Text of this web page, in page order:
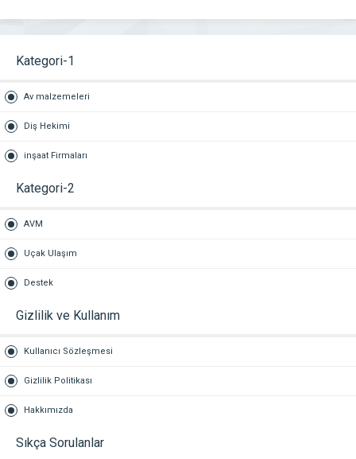
Kategori-1
Av malzemeleri
Diş Hekimi
inşaat Firmaları
Kategori-2
AVM
Uçak Ulaşım
Destek
Gizlilik ve Kullanım
Kullanıcı Sözleşmesi
Gizlilik Politikası
Hakkımızda
Sıkça Sorulanlar